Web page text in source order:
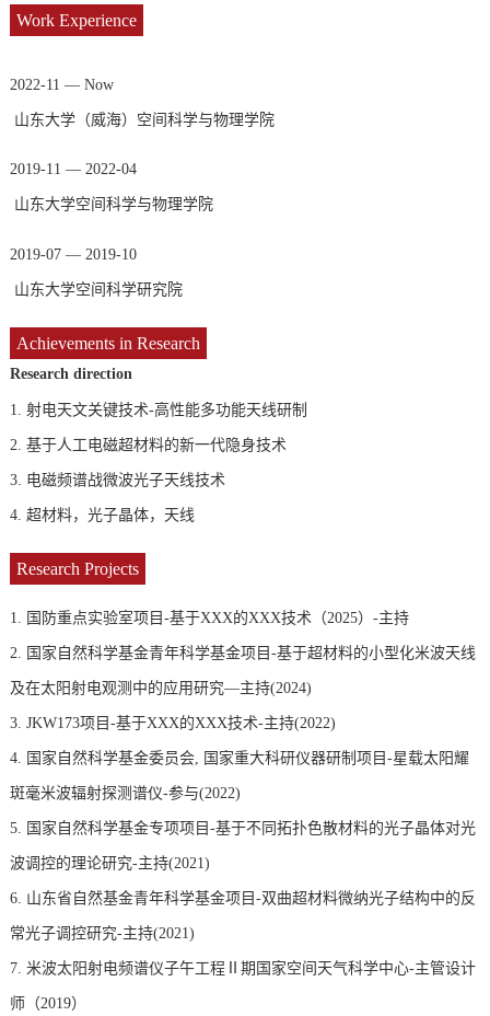
Work Experience
2022-11 — Now
山东大学（威海）空间科学与物理学院
2019-11 — 2022-04
山东大学空间科学与物理学院
2019-07 — 2019-10
山东大学空间科学研究院
Achievements in Research
Research direction
1. 射电天文关键技术-高性能多功能天线研制
2. 基于人工电磁超材料的新一代隐身技术
3. 电磁频谱战微波光子天线技术
4. 超材料，光子晶体，天线
Research Projects
1. 国防重点实验室项目-基于XXX的XXX技术（2025）-主持
2. 国家自然科学基金青年科学基金项目-基于超材料的小型化米波天线
及在太阳射电观测中的应用研究—主持(2024)
3. JKW173项目-基于XXX的XXX技术-主持(2022)
4. 国家自然科学基金委员会, 国家重大科研仪器研制项目-星载太阳耀
斑毫米波辐射探测谱仪-参与(2022)
5. 国家自然科学基金专项项目-基于不同拓扑色散材料的光子晶体对光
波调控的理论研究-主持(2021)
6. 山东省自然基金青年科学基金项目-双曲超材料微纳光子结构中的反
常光子调控研究-主持(2021)
7. 米波太阳射电频谱仪子午工程Ⅱ期国家空间天气科学中心-主管设计
师（2019）